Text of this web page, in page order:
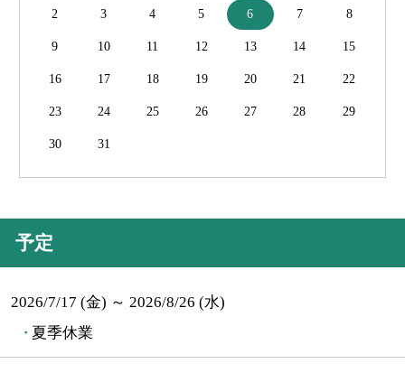
2 3 4 5 6 7 8
9 10 11 12 13 14 15
16 17 18 19 20 21 22
23 24 25 26 27 28 29
30 31
予定
2026/7/17 (金) ～ 2026/8/26 (水)
夏季休業